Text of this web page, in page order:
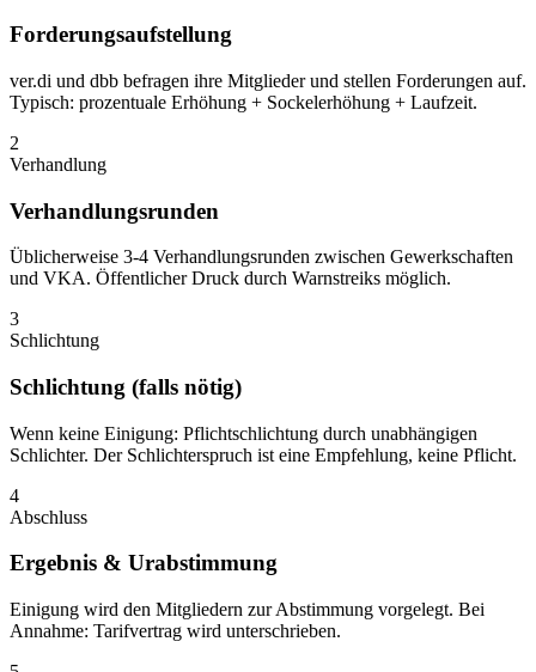
Forderungsaufstellung
ver.di und dbb befragen ihre Mitglieder und stellen Forderungen auf.
Typisch: prozentuale Erhöhung + Sockelerhöhung + Laufzeit.
2
Verhandlung
Verhandlungsrunden
Üblicherweise 3-4 Verhandlungsrunden zwischen Gewerkschaften
und VKA. Öffentlicher Druck durch Warnstreiks möglich.
3
Schlichtung
Schlichtung (falls nötig)
Wenn keine Einigung: Pflichtschlichtung durch unabhängigen
Schlichter. Der Schlichterspruch ist eine Empfehlung, keine Pflicht.
4
Abschluss
Ergebnis & Urabstimmung
Einigung wird den Mitgliedern zur Abstimmung vorgelegt. Bei
Annahme: Tarifvertrag wird unterschrieben.